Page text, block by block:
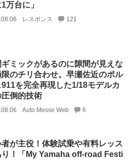
万台に」
レスポンス 121
ギミックがあるのに隙間が見えな
限のチリ合わせ。早瀬佐近のポル
911を完全再現した1/18モデルカ
圧倒的技術
Auto Messe Web 6
が主役！体験試乗や有料レッス
り！「My Yamaha off-road Festi